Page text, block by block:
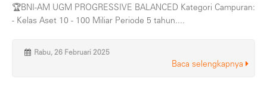
🏆BNI-AM UGM PROGRESSIVE BALANCED Kategori Campuran:
- Kelas Aset 10 - 100 Miliar Periode 5 tahun....
Rabu, 26 Februari 2025
Baca selengkapnya